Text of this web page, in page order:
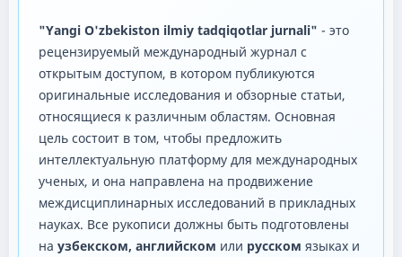
"Yangi O'zbekiston ilmiy tadqiqotlar jurnali" - это
рецензируемый международный журнал с
открытым доступом, в котором публикуются
оригинальные исследования и обзорные статьи,
относящиеся к различным областям. Основная
цель состоит в том, чтобы предложить
интеллектуальную платформу для международных
ученых, и она направлена ​​на продвижение
междисциплинарных исследований в прикладных
науках. Все рукописи должны быть подготовлены
на узбекском, английском или русском языках и